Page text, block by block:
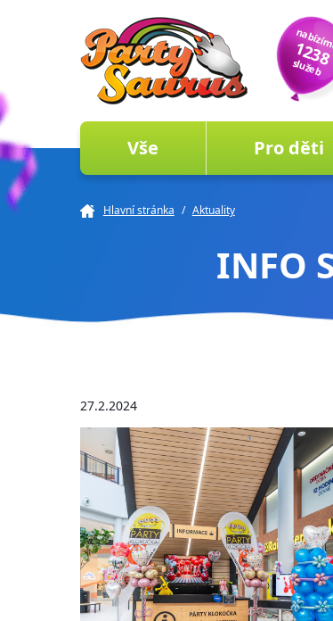
1238
služeb
Vše Pro děti
Hlavní stránka / Aktuality
INFO
27.2.2024